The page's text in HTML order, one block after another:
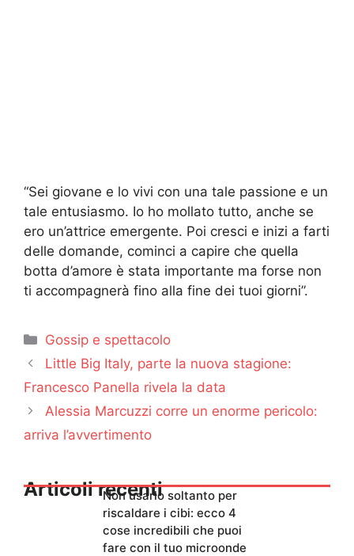
“Sei giovane e lo vivi con una tale passione e un
tale entusiasmo. Io ho mollato tutto, anche se
ero un’attrice emergente. Poi cresci e inizi a farti
delle domande, cominci a capire che quella
botta d’amore è stata importante ma forse non
ti accompagnerà fino alla fine dei tuoi giorni”.
Categorie
Gossip e spettacolo
Little Big Italy, parte la nuova stagione:
Francesco Panella rivela la data
Alessia Marcuzzi corre un enorme pericolo:
arriva l’avvertimento
Articoli recentiNon usarlo soltanto per
riscaldare i cibi: ecco 4
cose incredibili che puoi
fare con il tuo microonde